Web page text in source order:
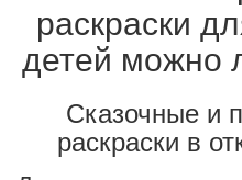
раскраски
детей можно
Сказочные и
раскраски в